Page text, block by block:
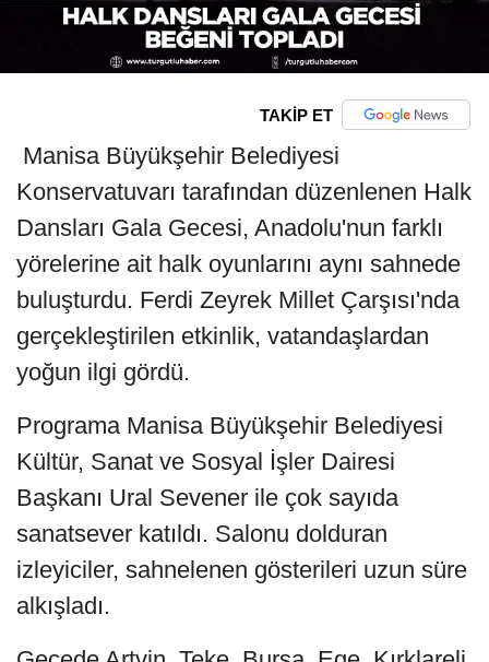
TAKİP ET
Manisa Büyükşehir Belediyesi
Konservatuvarı tarafından düzenlenen Halk
Dansları Gala Gecesi, Anadolu'nun farklı
yörelerine ait halk oyunlarını aynı sahnede
buluşturdu. Ferdi Zeyrek Millet Çarşısı'nda
gerçekleştirilen etkinlik, vatandaşlardan
yoğun ilgi gördü.
Programa Manisa Büyükşehir Belediyesi
Kültür, Sanat ve Sosyal İşler Dairesi
Başkanı Ural Sevener ile çok sayıda
sanatsever katıldı. Salonu dolduran
izleyiciler, sahnelenen gösterileri uzun süre
alkışladı.